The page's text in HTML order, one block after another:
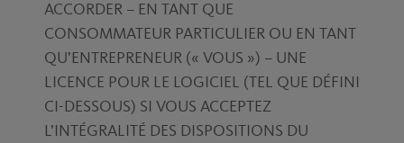
ACCORDER – EN TANT QUE
CONSOMMATEUR PARTICULIER OU EN TANT
QU’ENTREPRENEUR (« VOUS ») – UNE
LICENCE POUR LE LOGICIEL (TEL QUE DÉFINI
CI-DESSOUS) SI VOUS ACCEPTEZ
L’INTÉGRALITÉ DES DISPOSITIONS DU